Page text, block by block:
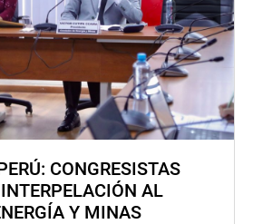
CONGRESISTAS
AL
Y MINAS